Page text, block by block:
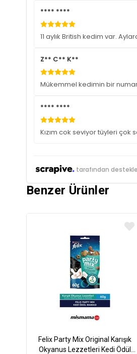
**** ****
11 aylık British kedim var.
Z** C** K**
Mükemmel kedimin bir
**** ****
Kızım cok seviyor tüyleri çok
tarafından
Benzer Ürünler
Felix Party Mix Original Karışık
Okyanus Lezzetleri Kedi Ödül